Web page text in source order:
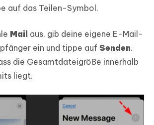
auf das Teilen-Symbol.
Mail aus, gib deine eigene E-Mail-
ein und tippe auf Senden.
die Gesamtdateigröße innerhalb
liegt.